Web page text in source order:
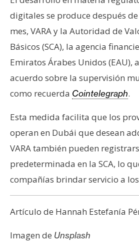
digitales se produce después
mes, VARA y la Autoridad de
Básicos (SCA), la agencia
Emiratos Árabes Unidos (EAU),
acuerdo sobre la supervisión
como recuerda Cointelegraph.
Esta medida facilita que los
operan en Dubái que desean
VARA también pueden
predeterminada en la SCA, lo
compañías brindar servicio a
Artículo de Hannah Estefanía
Imagen de Unsplash